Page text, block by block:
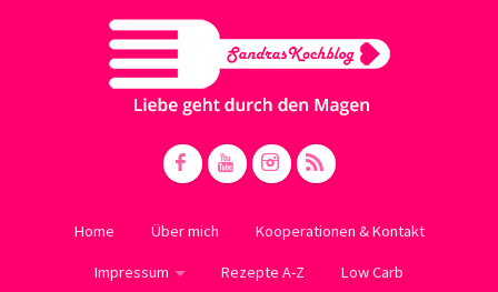
Home Über mich Kooperationen & Kontakt
Impressum Rezepte A-Z Low Carb